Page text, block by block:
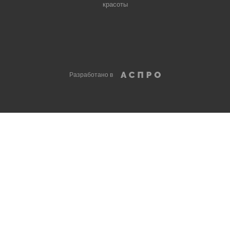
красоты
Разработано в